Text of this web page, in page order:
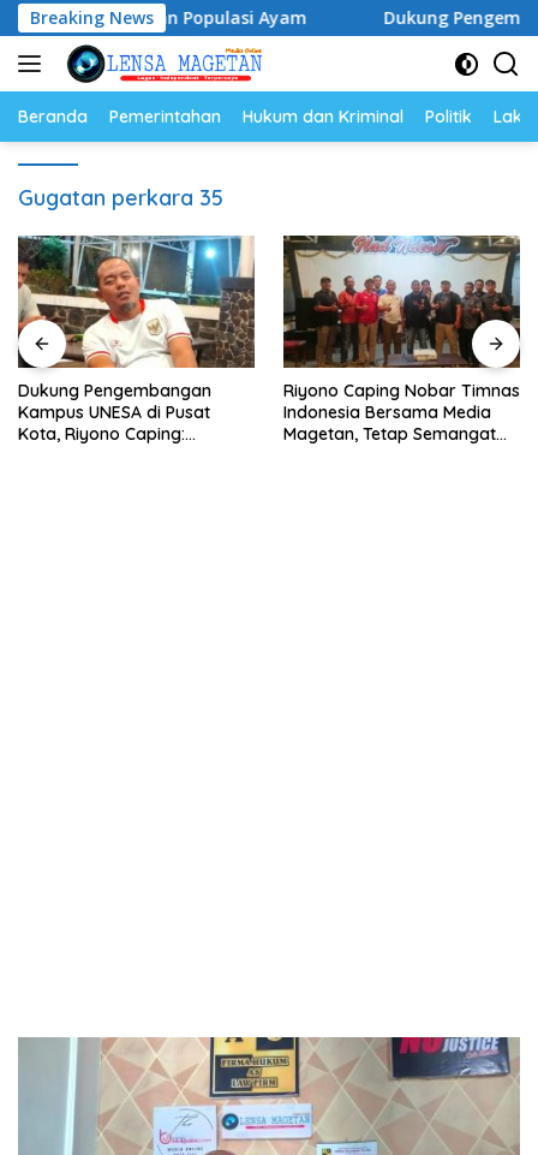
Langsung
ke
konten
Breaking News
Telur dan Populasi Ayam Dukung Pengembangan
Beranda Pemerintahan Hukum dan Kriminal Politik
Gugatan perkara 35
Dukung Pengembangan
Kampus UNESA di Pusat
Kota, Riyono Caping:
Riyono Caping Nobar Timnas
Indonesia Bersama Media
Magetan, Tetap Semangat